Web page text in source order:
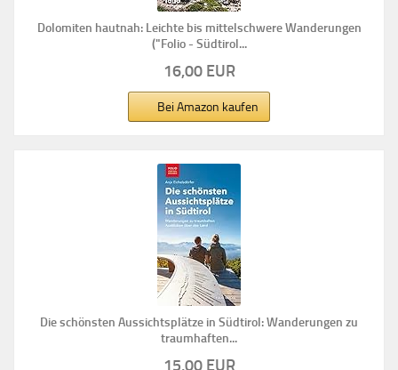
Dolomiten hautnah: Leichte bis mittelschwere Wanderungen
("Folio - Südtirol...
16,00 EUR
Bei Amazon kaufen
Die schönsten Aussichtsplätze in Südtirol: Wanderungen zu
traumhaften...
15,00 EUR